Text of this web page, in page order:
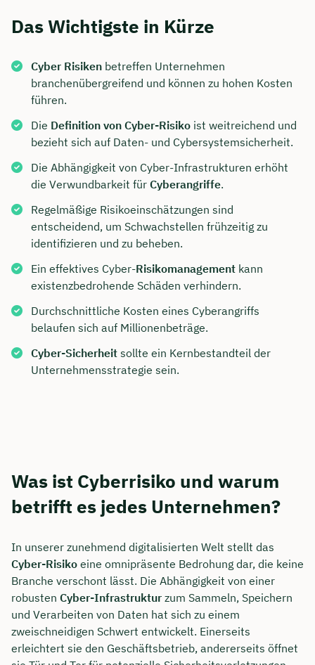
Das Wichtigste in Kürze
Cyber Risiken betreffen Unternehmen
branchenübergreifend und können zu hohen Kosten
führen.
Die Definition von Cyber-Risiko ist weitreichend und
bezieht sich auf Daten- und Cybersystemsicherheit.
Die Abhängigkeit von Cyber-Infrastrukturen erhöht
die Verwundbarkeit für Cyberangriffe.
Regelmäßige Risikoeinschätzungen sind
entscheidend, um Schwachstellen frühzeitig zu
identifizieren und zu beheben.
Ein effektives Cyber-Risikomanagement kann
existenzbedrohende Schäden verhindern.
Durchschnittliche Kosten eines Cyberangriffs
belaufen sich auf Millionenbeträge.
Cyber-Sicherheit sollte ein Kernbestandteil der
Unternehmensstrategie sein.
Was ist Cyberrisiko und warum
betrifft es jedes Unternehmen?
In unserer zunehmend digitalisierten Welt stellt das
Cyber-Risiko eine omnipräsente Bedrohung dar, die keine
Branche verschont lässt. Die Abhängigkeit von einer
robusten Cyber-Infrastruktur zum Sammeln, Speichern
und Verarbeiten von Daten hat sich zu einem
zweischneidigen Schwert entwickelt. Einerseits
erleichtert sie den Geschäftsbetrieb, andererseits öffnet